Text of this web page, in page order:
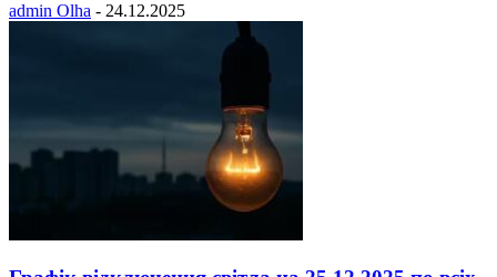
admin Olha - 24.12.2025